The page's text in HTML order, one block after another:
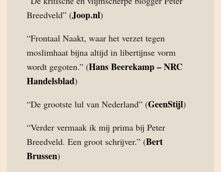
Breedveld” (Joop.nl)
“Frontaal Naakt, waar het verzet tegen
moslimhaat bijna altijd in libertijnse vorm
wordt gegoten.” (Hans Beerekamp – NRC
Handelsblad)
“De grootste lul van Nederland” (GeenStijl)
“Verder vermaak ik mij prima bij Peter
Breedveld. Een groot schrijver.” (Bert
Brussen)